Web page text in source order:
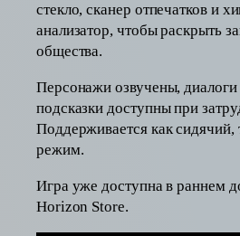
стекло, сканер отпечатков и
анализатор, чтобы раскрыть
общества.
Персонажи озвучены,
подсказки доступны при
Поддерживается как сидячий,
режим.
Игра уже доступна в раннем
Horizon Store.